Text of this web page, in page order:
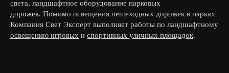
света, ландшафтное оборудование парковых
дорожек. Помимо освещения пешеходных дорожек в парках
Компания Свет Эксперт выполняет работы по ландшафтному
освещению игровых и спортивных уличных площадок.